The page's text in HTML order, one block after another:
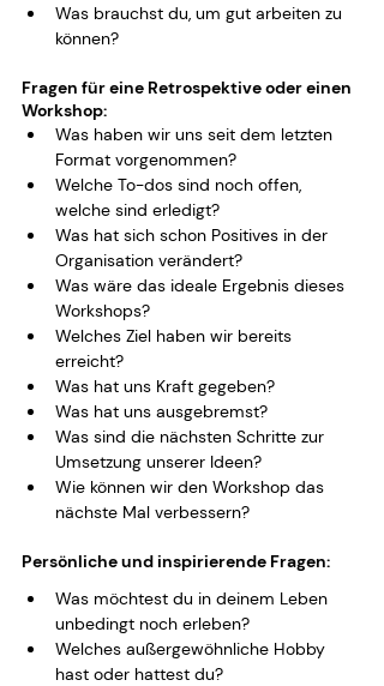
Was brauchst du, um gut arbeiten zu
können?
Fragen für eine Retrospektive oder einen
Workshop:
Was haben wir uns seit dem letzten
Format vorgenommen?
Welche To-dos sind noch offen,
welche sind erledigt?
Was hat sich schon Positives in der
Organisation verändert?
Was wäre das ideale Ergebnis dieses
Workshops?
Welches Ziel haben wir bereits
erreicht?
Was hat uns Kraft gegeben?
Was hat uns ausgebremst?
Was sind die nächsten Schritte zur
Umsetzung unserer Ideen?
Wie können wir den Workshop das
nächste Mal verbessern?
Persönliche und inspirierende Fragen:
Was möchtest du in deinem Leben
unbedingt noch erleben?
Welches außergewöhnliche Hobby
hast oder hattest du?